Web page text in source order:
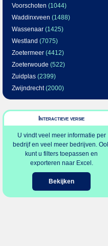
Voorschoten (1044)
Waddinxveen (1488)
Wassenaar (1425)
Westland (7075)
Zoetermeer (4412)
Zoeterwoude (522)
Zuidplas (2399)
Zwijndrecht(2000)
Interactieve versie
U vindt veel meer informatie per
bedrijf en veel meer bedrijven.
kunt u filters toepassen en
exporteren naar Excel.
Bekijken